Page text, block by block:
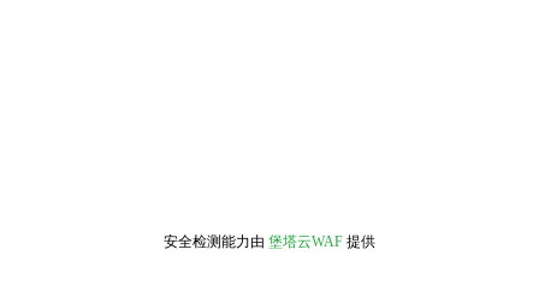
安全检测能力由 堡塔云WAF 提供